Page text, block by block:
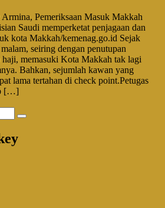
Pemeriksaan Masuk Makkah
Saudi memperketat penjagaan dan
kota Makkah/kemenag.go.id Sejak
seiring dengan penutupan
haji, memasuki Kota Makkah tak lagi
Bahkan, sejumlah kawan yang
lama tertahan di check point.Petugas
[…]